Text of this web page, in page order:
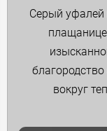
Серый уфалей
вокруг